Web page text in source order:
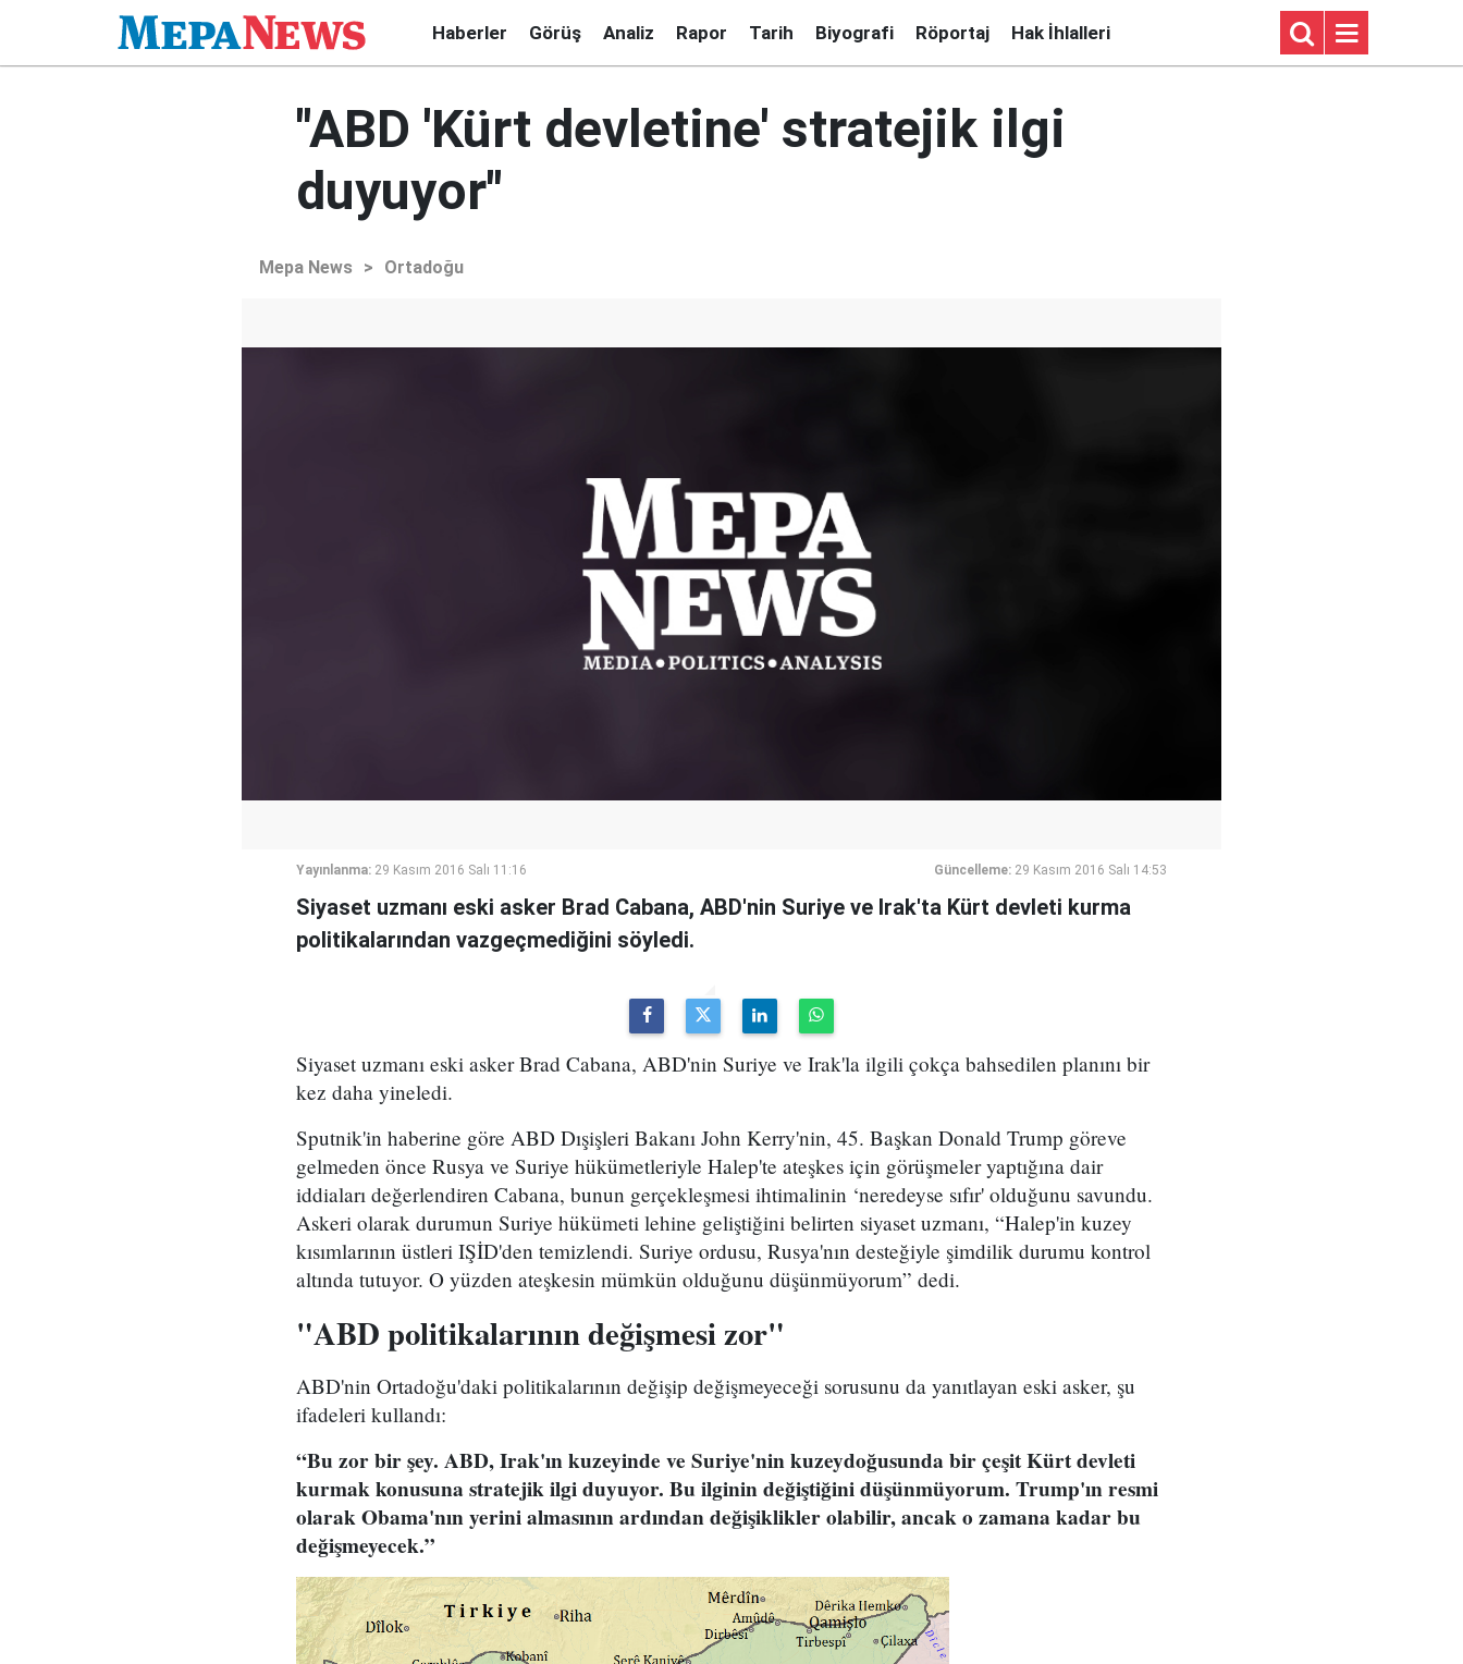
Haberler Görüş Analiz Rapor Tarih Biyografi Röportaj Hak İhlalleri
"ABD 'Kürt devletine' stratejik ilgi
duyuyor"
Mepa News > Ortadoğu
Yayınlanma: 29 Kasım 2016 Salı 11:16 Güncelleme: 29 Kasım 2016 Salı 14:53
Siyaset uzmanı eski asker Brad Cabana, ABD'nin Suriye ve Irak'ta Kürt devleti kurma
politikalarından vazgeçmediğini söyledi.
Siyaset uzmanı eski asker Brad Cabana, ABD'nin Suriye ve Irak'la ilgili çokça bahsedilen planını bir
kez daha yineledi.
Sputnik'in haberine göre ABD Dışişleri Bakanı John Kerry'nin, 45. Başkan Donald Trump göreve
gelmeden önce Rusya ve Suriye hükümetleriyle Halep'te ateşkes için görüşmeler yaptığına dair
iddiaları değerlendiren Cabana, bunun gerçekleşmesi ihtimalinin ‘neredeyse sıfır' olduğunu savundu.
Askeri olarak durumun Suriye hükümeti lehine geliştiğini belirten siyaset uzmanı, “Halep'in kuzey
kısımlarının üstleri IŞİD'den temizlendi. Suriye ordusu, Rusya'nın desteğiyle şimdilik durumu kontrol
altında tutuyor. O yüzden ateşkesin mümkün olduğunu düşünmüyorum” dedi.
"ABD politikalarının değişmesi zor"
ABD'nin Ortadoğu'daki politikalarının değişip değişmeyeceği sorusunu da yanıtlayan eski asker, şu
ifadeleri kullandı:
“Bu zor bir şey. ABD, Irak'ın kuzeyinde ve Suriye'nin kuzeydoğusunda bir çeşit Kürt devleti
kurmak konusuna stratejik ilgi duyuyor. Bu ilginin değiştiğini düşünmüyorum. Trump'ın resmi
olarak Obama'nın yerini almasının ardından değişiklikler olabilir, ancak o zamana kadar bu
değişmeyecek.”